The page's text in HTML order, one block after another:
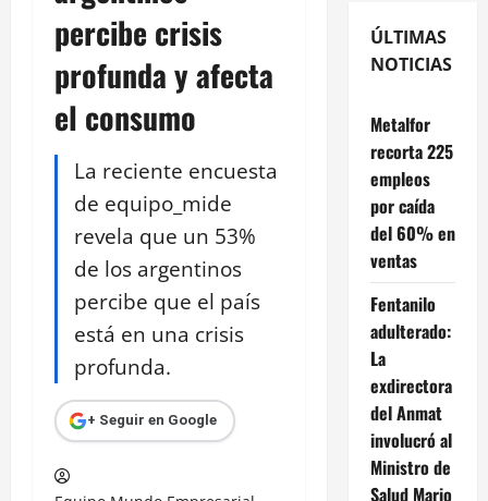
percibe crisis
profunda y afecta
el consumo
La reciente encuesta
de equipo_mide
revela que un 53%
de los argentinos
percibe que el país
está en una crisis
profunda.
+ Seguir en Google
ÚLTIMAS
NOTICIAS
Metalfor
recorta 225
empleos
por caída
del 60% en
ventas
Fentanilo
adulterado:
La
exdirectora
del Anmat
involucró al
Ministro de
Salud Mario